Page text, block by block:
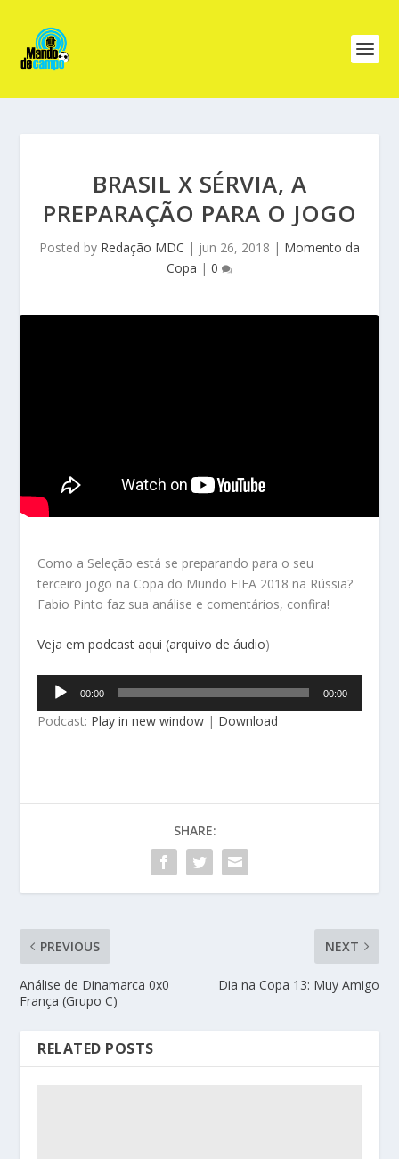
BRASIL X SÉRVIA, A
PREPARAÇÃO PARA O JOGO
Posted by Redação MDC | jun 26, 2018 | Momento da
Copa | 0
Como a Seleção está se preparando para o seu
terceiro jogo na Copa do Mundo FIFA 2018 na Rússia?
Fabio Pinto faz sua análise e comentários, confira!
Veja em podcast aqui (arquivo de áudio)
Tocador
áudio
00:00 00:00
Podcast: Play in new window | Download
SHARE:
PREVIOUS
Análise de Dinamarca 0x0
França (Grupo C)
NEXT
Dia na Copa 13: Muy Amigo
RELATED POSTS